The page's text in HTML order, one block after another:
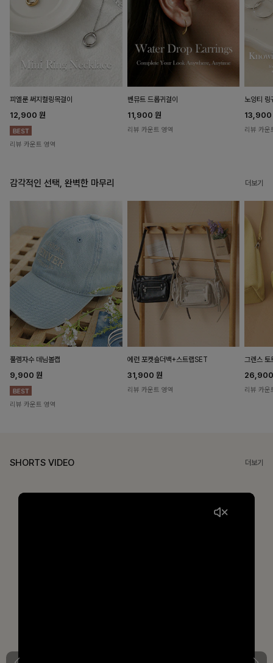
피엘룬 써지컬링목걸이
12,900 원
리뷰 카운트 영역
벤뮤트 드롭귀걸이
11,900 원
리뷰 카운트 영역
노잉티 링
리뷰 카운
감각적인 선택, 완벽한 마무리 더보기
풀렘자수 데님볼캡
9,900 원
리뷰 카운트 영역
에런 포켓숄더백+스트랩SET
31,900 원
리뷰 카운트 영역
그렌스
리뷰 카운
SHORTS VIDEO 더보기